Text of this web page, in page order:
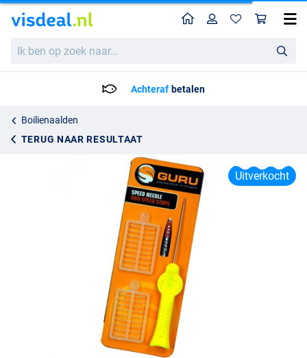
ben
HomeProfiel
Achteraf betalen
Boilienaalden
TERUG NAAR RESULTAAT
Guru Speed Stoppers Met Naald
4.99
Uitverkocht